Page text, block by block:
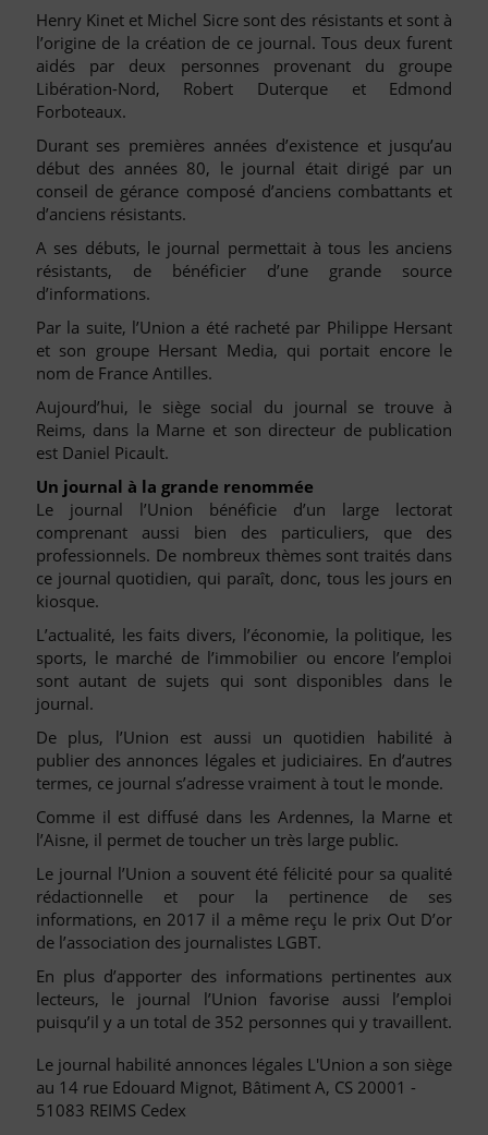
Henry Kinet et Michel Sicre sont des résistants et sont à
l’origine de la création de ce journal. Tous deux furent
aidés par deux personnes provenant du groupe
Libération-Nord, Robert Duterque et Edmond
Forboteaux.
Durant ses premières années d’existence et jusqu’au
début des années 80, le journal était dirigé par un
conseil de gérance composé d’anciens combattants et
d’anciens résistants.
A ses débuts, le journal permettait à tous les anciens
résistants, de bénéficier d’une grande source
d’informations.
Par la suite, l’Union a été racheté par Philippe Hersant
et son groupe Hersant Media, qui portait encore le
nom de France Antilles.
Aujourd’hui, le siège social du journal se trouve à
Reims, dans la Marne et son directeur de publication
est Daniel Picault.
Un journal à la grande renommée
Le journal l’Union bénéficie d’un large lectorat
comprenant aussi bien des particuliers, que des
professionnels. De nombreux thèmes sont traités dans
ce journal quotidien, qui paraît, donc, tous les jours en
kiosque.
L’actualité, les faits divers, l’économie, la politique, les
sports, le marché de l’immobilier ou encore l’emploi
sont autant de sujets qui sont disponibles dans le
journal.
De plus, l’Union est aussi un quotidien habilité à
publier des annonces légales et judiciaires. En d’autres
termes, ce journal s’adresse vraiment à tout le monde.
Comme il est diffusé dans les Ardennes, la Marne et
l’Aisne, il permet de toucher un très large public.
Le journal l’Union a souvent été félicité pour sa qualité
rédactionnelle et pour la pertinence de ses
informations, en 2017 il a même reçu le prix Out D’or
de l’association des journalistes LGBT.
En plus d’apporter des informations pertinentes aux
lecteurs, le journal l’Union favorise aussi l’emploi
puisqu’il y a un total de 352 personnes qui y travaillent.
Le journal habilité annonces légales L'Union a son siège
au 14 rue Edouard Mignot, Bâtiment A, CS 20001 -
51083 REIMS Cedex